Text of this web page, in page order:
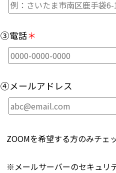
③電話＊
④メールアドレス
ZOOMを希望する方のみチェ
※メールサーバーのセキュリ